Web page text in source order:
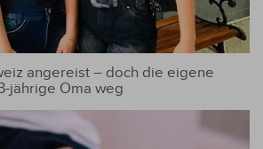
angereist – doch die eigene
jährige Oma weg